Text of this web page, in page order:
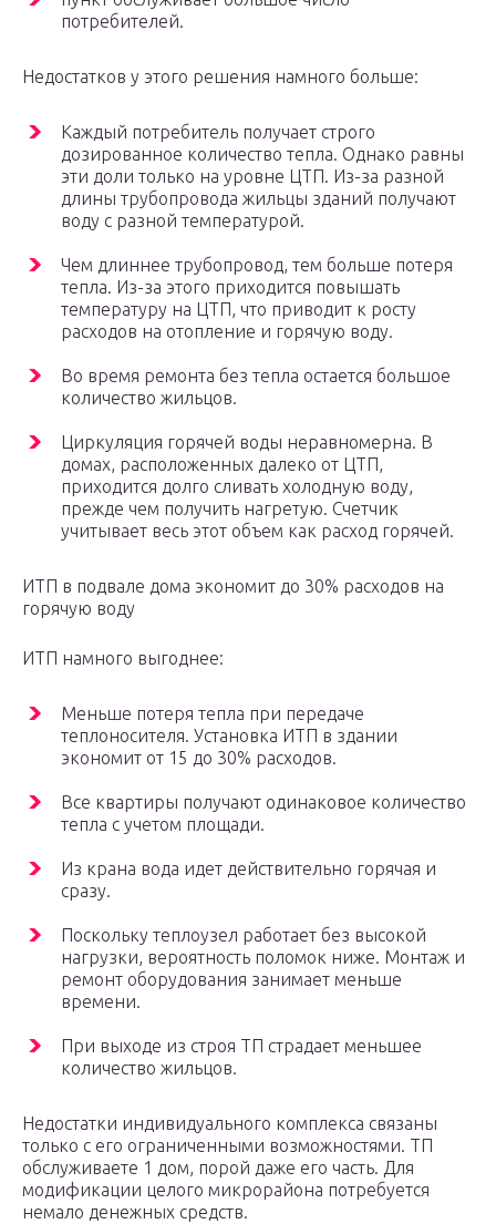
потребителей.
Недостатков у этого решения намного больше:
Каждый потребитель получает строго
дозированное количество тепла. Однако равны
эти доли только на уровне ЦТП. Из-за разной
длины трубопровода жильцы зданий получают
воду с разной температурой.
Чем длиннее трубопровод, тем больше потеря
тепла. Из-за этого приходится повышать
температуру на ЦТП, что приводит к росту
расходов на отопление и горячую воду.
Во время ремонта без тепла остается большое
количество жильцов.
Циркуляция горячей воды неравномерна. В
домах, расположенных далеко от ЦТП,
приходится долго сливать холодную воду,
прежде чем получить нагретую. Счетчик
учитывает весь этот объем как расход горячей.
ИТП в подвале дома экономит до 30% расходов на
горячую воду
ИТП намного выгоднее:
Меньше потеря тепла при передаче
теплоносителя. Установка ИТП в здании
экономит от 15 до 30% расходов.
Все квартиры получают одинаковое количество
тепла с учетом площади.
Из крана вода идет действительно горячая и
сразу.
Поскольку теплоузел работает без высокой
нагрузки, вероятность поломок ниже. Монтаж и
ремонт оборудования занимает меньше
времени.
При выходе из строя ТП страдает меньшее
количество жильцов.
Недостатки индивидуального комплекса связаны
только с его ограниченными возможностями. ТП
обслуживаете 1 дом, порой даже его часть. Для
модификации целого микрорайона потребуется
немало денежных средств.